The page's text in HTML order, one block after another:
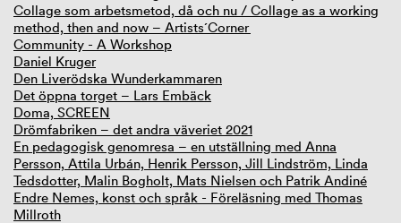
Collage som arbetsmetod, då och nu / Collage as a working
method, then and now – Artists´Corner
Community - A Workshop
Daniel Kruger
Den Liverödska Wunderkammaren
Det öppna torget – Lars Embäck
Doma, SCREEN
Drömfabriken – det andra väveriet 2021
En pedagogisk genomresa – en utställning med Anna
Persson, Attila Urbán, Henrik Persson, Jill Lindström, Linda
Tedsdotter, Malin Bogholt, Mats Nielsen och Patrik Andiné
Endre Nemes, konst och språk - Föreläsning med Thomas
Millroth